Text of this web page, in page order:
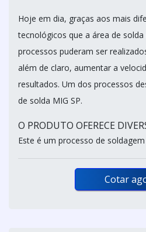
Hoje em dia, graças aos mais
tecnológicos que a área de
processos puderam ser
além de claro, aumentar a
resultados. Um dos processos
de solda MIG SP.
O PRODUTO OFERECE
Este é um processo de
Cotar